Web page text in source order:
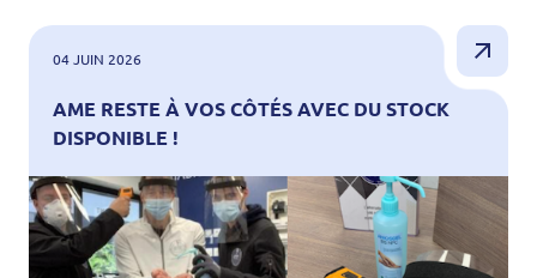
04 JUIN 2026
AME RESTE À VOS CÔTÉS AVEC DU STOCK
DISPONIBLE !